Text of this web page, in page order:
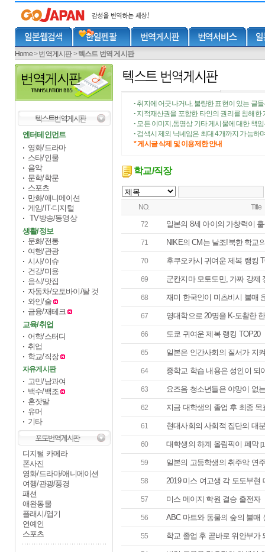
Home>번역게시판>텍스트 번역 게시판
엔터테인먼트
영화/드라마
스타/인물
음악
문학/학문
스포츠
만화/애니메이션
게임/IT·디지털
TV방송/동영상
생활/정보
문화/전통
여행/관광
시사/이슈
건강/미용
음식/맛집
자동차/오토바이/탈 것
와인/술
금융/재테크
교육/취업
어학/스터디
취업
학교/직장
자유게시판
고민/남과여
백수/백조
혼잣말
유머
기타
디지털 카메라
폰사진
영화/드라마/애니메이션
여행/관광/풍경
패션
애완동물
플래시/엽기
연예인
스포츠
• 취지에 어긋나거나, 불량한 표현이 있는 글
• 지적재산권을 포함한 타인의 권리를 침해한
• 모든 이미지,동영상 기타 게시물에 대한 책
• 검색시 제외 닉네임은 최대 4개까지 가능하
* 게시글 삭제 및 이용제한 안내
학교/직장
NO. Title
72 일본의 8세 아이의 가창력이
71 NIKE의 CM는 날조!북한 학교
70 후쿠오카시 귀여운 제복 랭킹
69 군칸지마 모토도민, 가짜 강제
68 재미 한국인이 미츠비시 불매
67 영대학으로 20명을 K-도촬한
66 도쿄 귀여운 제복 랭킹 TOP20
65 일본은 인간사회의 질서가 지
64 중학교 학습 내용은 성인이 되
63 요즈음 청소년들은 야망이 없
62 지금 대학생의 졸업 후 최종 목
61 현대사회의 사회적 집단의 대
60 대학생의 하계 올림픽이 폐막
59 일본의 고등학생의 취주악 연
58 2019 미스 여고생 각 도도부현
57 미스 메이지 학원 결승 출전자
56 ABC 마트와 동물의 숲의 불매
55 학교 졸업 후 곧바로 위안부가